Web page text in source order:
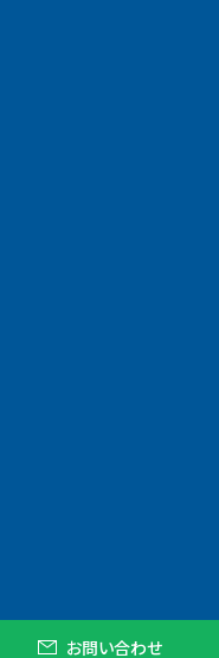
お問い合わせ